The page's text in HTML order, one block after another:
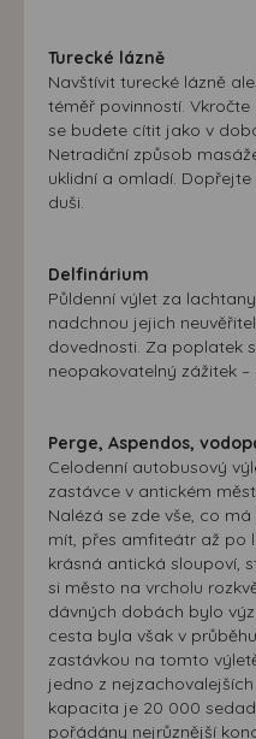
Turecké lázně
Navštívit turecké lázně
téměř povinností.
se budete cítit jako v
Netradiční způsob
uklidní a omladí.
duši.
Delfinárium
Půldenní výlet za
nadchnou jejich
dovednosti. Za poplatek
neopakovatelný zážitek
Perge, Aspendos,
Celodenní autobusový
zastávce v antickém
Nalézá se zde vše, co
mít, přes amfiteátr až po
krásná antická sloupoví,
si město na vrcholu
dávných dobách bylo
cesta byla však v
zastávkou na tomto
jedno z
kapacita je 20 000
pořádány nejrůznější